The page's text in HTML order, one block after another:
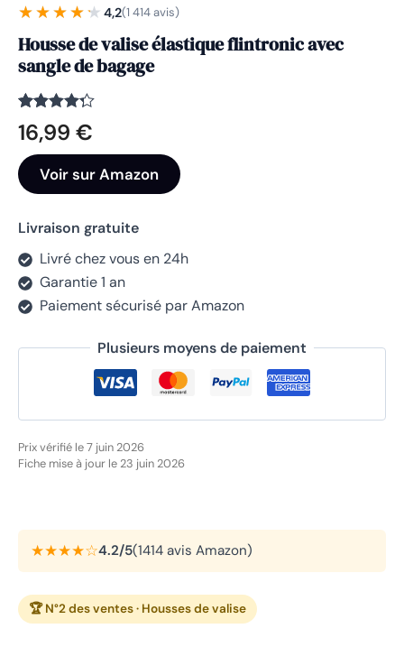
★★★★★
★★★★★ 4,2(1 414 avis)
Housse de valise élastique flintronic avec
sangle de bagage
Noté4.2
sur 5
sur
1414
notations
client
16,99 €
Voir sur Amazon
Livraison gratuite
Livré chez vous en 24h
Garantie 1 an
Paiement sécurisé par Amazon
Plusieurs moyens de paiement
Prix vérifié le 7 juin 2026
Fiche mise à jour le 23 juin 2026
★★★★☆4.2/5(1414 avis Amazon)
🏆 N°2 des ventes · Housses de valise